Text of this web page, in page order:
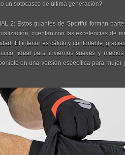
un sotocasco de última generación?
2: Estos guantes de Sportful forman
cuentan con las excelencias de
El interior es cálido y confortable,
ideal para inviernos suaves y
en una versión específica para mujer